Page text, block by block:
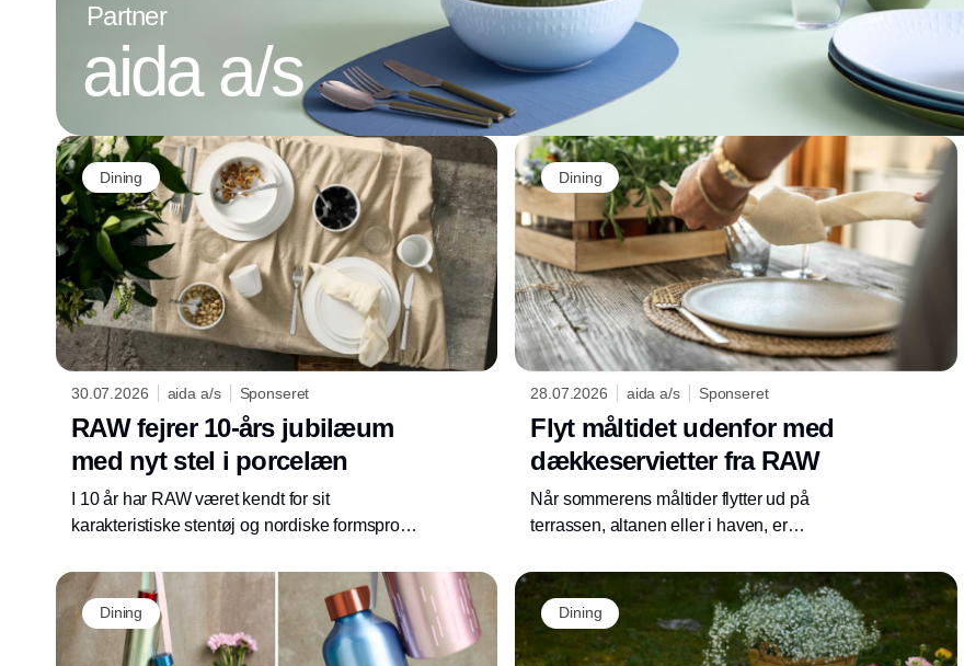
Partner
aida a/s
Dining
30.07.2026 aida a/s Sponseret
RAW fejrer 10-års jubilæum
med nyt stel i porcelæn
I 10 år har RAW været kendt for sit
karakteristiske stentøj og nordiske formsprog.
lanceringen af RAW Pure Porcelain. Her
bliver det rå udtryk med ikoniske former
videreført til hvidt porcelæn.
Dining
28.07.2026 aida a/s Sponseret
Flyt måltidet udenfor med
dækkeservietter fra RAW
Når sommerens måltider flytter ud på
terrassen, altanen eller i haven, er
at skabe en hyggelig og uformel stemning,
samtidig med at de er praktiske i hverdagen.
Dining Dining